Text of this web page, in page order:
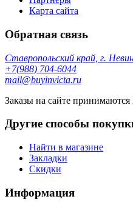
Карта сайта
Обратная связь
Ставропольский край, г.
+7(988) 704-6044
mail@buyinvicta.ru
Заказы на сайте принимаются
Другие способы
Найти в магазине
Закладки
Скидки
Информация